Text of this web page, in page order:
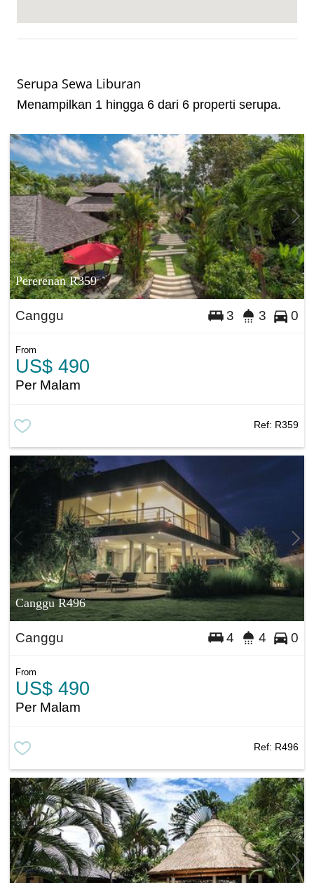
Serupa Sewa Liburan
Menampilkan 1 hingga 6 dari 6 properti serupa.
Pererenan R359
Canggu 3 3 0
From
US$ 490
Per Malam
Ref: R359
Canggu R496
Canggu 4 4 0
From
US$ 490
Per Malam
Ref: R496